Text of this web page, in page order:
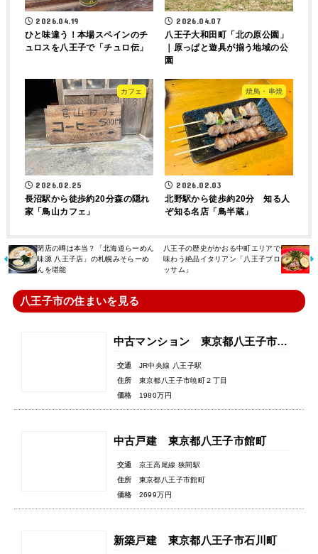
2026.04.19
ひと味違う！本場スペインのチ
ュロスを八王子で「チュロ伝」
2026.04.07
八王子大和田町「北の原公園」
｜原っぱと遊具が揃う地域の公
園
カフェ
2026.02.25
長沼駅から徒歩約20分森の隠れ
家「鳥山カフェ」
焼鳥・串焼
2026.02.03
北野駅から徒歩約20分 知る人
ぞ知る名店「鳥半蔵」
閉店の噂は本当？「北海道らーめん
味源 八王子店」の札幌みそらーめ
んを堪能
八王子の歴史がかおる中町エリアで
味わう絶品イタリアン「八王子ブロ
ッサム」
八王子市の住まいを見る
中古マンション 東京都八王子市暁町２丁目
交通
JR中央線 八王子駅
住所
東京都八王子市暁町２丁目
価格
1980万円
中古戸建 東京都八王子市館町
交通
京王高尾線 狭間駅
住所
東京都八王子市館町
価格
2699万円
新築戸建 東京都八王子市石川町